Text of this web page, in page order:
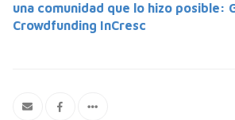
una comunidad que lo hizo posible:
Crowdfunding InCresc